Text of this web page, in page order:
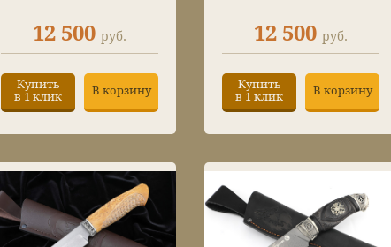
12 500 руб.
Купить
в 1 клик
В корзину
12 500 руб.
Купить
в 1 клик
В корзину